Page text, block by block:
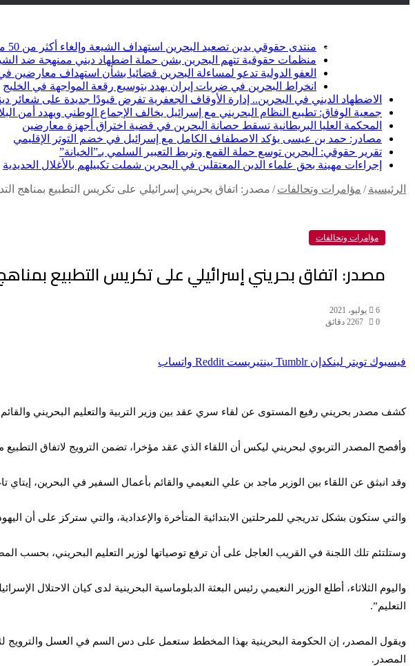
فيسبوك
منتدى حقوقي يدين تصعيد البحرين استهداف الشيعة وإلغاء أكثر من 50 موكبا دينيا
منظمات حقوقية تتهم البحرين بشن حملة اضطهاد ديني ممنهجة ضد
العفو الدولية تدعو لمساءلة البحرين قضائيا بشأن استهداف معارضين
انخراط البحرين في ضربات إيران يهدد بتوسيع رقعة المواجهة في الخليج
الاضطهاد الديني في البحرين.. إدارة الأوقاف الجعفرية تفرض قيودًا جديدة على شعائر
جمعية الوفاق: تطبيع النظام البحريني مع إسرائيل يخالف الإجماع الوطني ويهدد أمن
المحكمة العليا البريطانية تسقط حصانة البحرين في قضية اختراق أجهزة معارضين
مصادر: حمد بن عيسى يؤكد الاصطفاف الكامل مع إسرائيل في خضم التوتر الإقليمي
تقرير حقوقي: البحرين توسع حملة القمع وتربط التعبير السلمي بـ”الخيانة”
إجراءات مهينة بحق علماء الدين المعتقلين في البحرين شملت تكبيلهم بالأغلال الحديدية
الرئيسية / مؤامرات وتحالفات / مصدر: اتفاق بحريني إسرائيلي على تكريس التطبيع بمناهج
مؤامرات وتحالفات
مصدر: اتفاق بحريني إسرائيلي على تكريس التطبيع بمناهج
6 يوليو، 2021
0
2672 دقائق
فيسبوك تويتر لينكدإن بينتيريست واتساب
كشف مصدر بحريني رفيع المستوى عن لقاء سري عقد بين وزير التربية والتعليم البحريني والقائم
وأفصح المصدر التربوي لبحريني ليكس أن اللقاء الذي عقد مؤخرا، تضمن الترويج لاتفاق التطبيع
وقد انبثق عن اللقاء بين الوزير ماجد بن علي النعيمي والقائم بأعمال السفير في البحرين،
والتي ستكون بشكل تدريجي للمرحلتين الابتدائية المتأخرة والإعدادية، والتي ستركز على أن
وستلتئم تلك اللجنة في القريب العاجل على أن ترفع توصياتها لوزير التعليم البحريني، بحسب
واليوم الثلاثاء، أطلع الوزير النعيمي رئيس البعثة الدبلوماسية البحرينية لدى كيان الاحتلال
التعليم”.
ويقول المصدر، إن الحكومة البحرينية بهذا المخطط ستعمل على دس السم في العسل والترويج
المصدر.